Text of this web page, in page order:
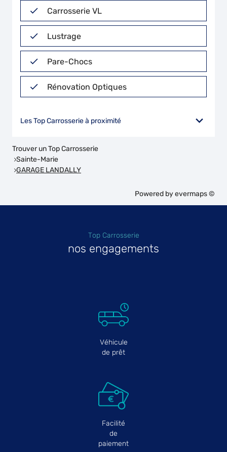
Carrosserie VL
Lustrage
Pare-Chocs
Rénovation Optiques
Les Top Carrosserie à proximité
Trouver un Top Carrosserie
Sainte-Marie
GARAGE LANDALLY
Powered byevermaps ©
Top Carrosserie
nos engagements
Véhicule
de prêt
Facilité
de
paiement